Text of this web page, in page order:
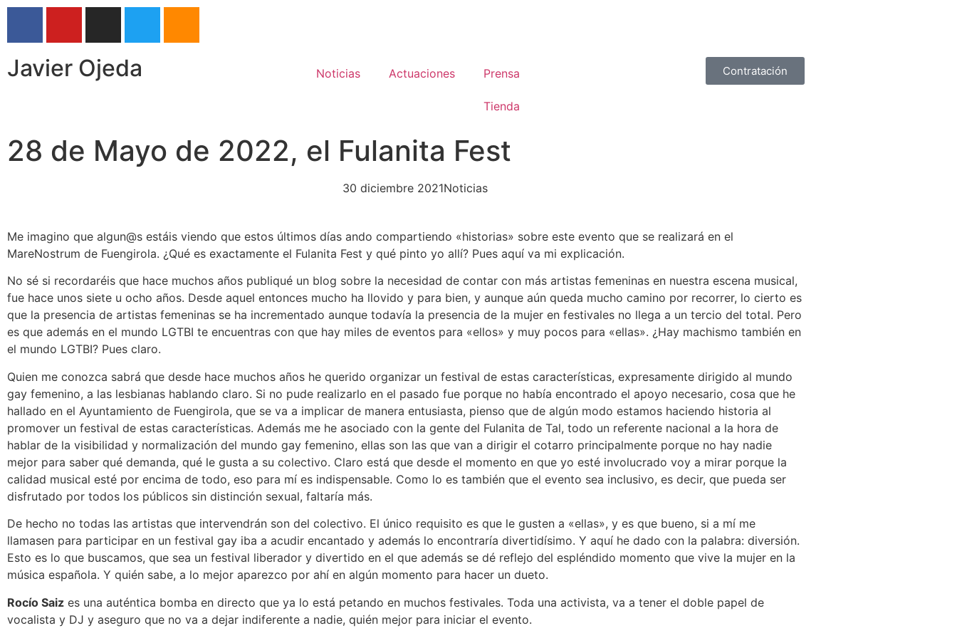
Javier Ojeda Noticias Actuaciones Prensa
Tienda
Contratación
28 de Mayo de 2022, el Fulanita Fest
30 diciembre 2021Noticias
Me imagino que algun@s estáis viendo que estos últimos días ando compartiendo «historias» sobre este evento que se realizará en el
MareNostrum de Fuengirola. ¿Qué es exactamente el Fulanita Fest y qué pinto yo allí? Pues aquí va mi explicación.
No sé si recordaréis que hace muchos años publiqué un blog sobre la necesidad de contar con más artistas femeninas en nuestra escena musical,
fue hace unos siete u ocho años. Desde aquel entonces mucho ha llovido y para bien, y aunque aún queda mucho camino por recorrer, lo cierto es
que la presencia de artistas femeninas se ha incrementado aunque todavía la presencia de la mujer en festivales no llega a un tercio del total. Pero
es que además en el mundo LGTBI te encuentras con que hay miles de eventos para «ellos» y muy pocos para «ellas». ¿Hay machismo también en
el mundo LGTBI? Pues claro.
Quien me conozca sabrá que desde hace muchos años he querido organizar un festival de estas características, expresamente dirigido al mundo
gay femenino, a las lesbianas hablando claro. Si no pude realizarlo en el pasado fue porque no había encontrado el apoyo necesario, cosa que he
hallado en el Ayuntamiento de Fuengirola, que se va a implicar de manera entusiasta, pienso que de algún modo estamos haciendo historia al
promover un festival de estas características. Además me he asociado con la gente del Fulanita de Tal, todo un referente nacional a la hora de
hablar de la visibilidad y normalización del mundo gay femenino, ellas son las que van a dirigir el cotarro principalmente porque no hay nadie
mejor para saber qué demanda, qué le gusta a su colectivo. Claro está que desde el momento en que yo esté involucrado voy a mirar porque la
calidad musical esté por encima de todo, eso para mí es indispensable. Como lo es también que el evento sea inclusivo, es decir, que pueda ser
disfrutado por todos los públicos sin distinción sexual, faltaría más.
De hecho no todas las artistas que intervendrán son del colectivo. El único requisito es que le gusten a «ellas», y es que bueno, si a mí me
llamasen para participar en un festival gay iba a acudir encantado y además lo encontraría divertidísimo. Y aquí he dado con la palabra: diversión.
Esto es lo que buscamos, que sea un festival liberador y divertido en el que además se dé reflejo del espléndido momento que vive la mujer en la
música española. Y quién sabe, a lo mejor aparezco por ahí en algún momento para hacer un dueto.
Rocío Saiz es una auténtica bomba en directo que ya lo está petando en muchos festivales. Toda una activista, va a tener el doble papel de
vocalista y DJ y aseguro que no va a dejar indiferente a nadie, quién mejor para iniciar el evento.